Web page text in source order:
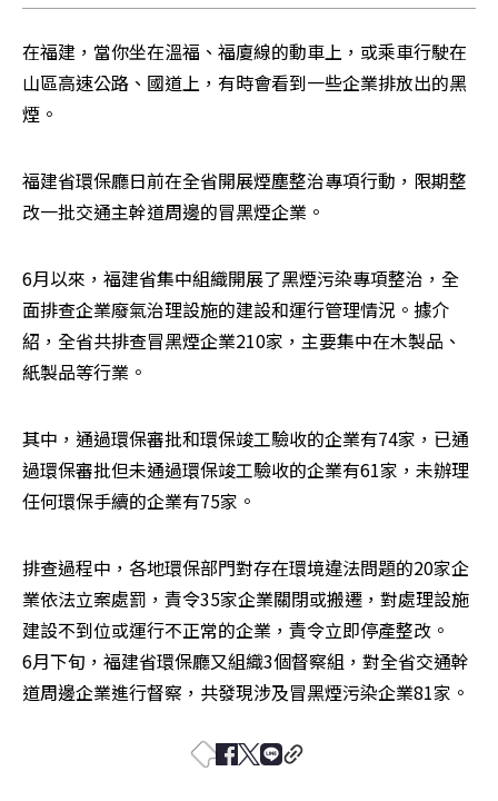
在福建，當你坐在溫福、福廈線的動車上，或乘車行駛在
山區高速公路、國道上，有時會看到一些企業排放出的黑
煙。
福建省環保廳日前在全省開展煙塵整治專項行動，限期整
改一批交通主幹道周邊的冒黑煙企業。
6月以來，福建省集中組織開展了黑煙污染專項整治，全
面排查企業廢氣治理設施的建設和運行管理情況。據介
紹，全省共排查冒黑煙企業210家，主要集中在木製品、
紙製品等行業。
其中，通過環保審批和環保竣工驗收的企業有74家，已通
過環保審批但未通過環保竣工驗收的企業有61家，未辦理
任何環保手續的企業有75家。
排查過程中，各地環保部門對存在環境違法問題的20家企
業依法立案處罰，責令35家企業關閉或搬遷，對處理設施
建設不到位或運行不正常的企業，責令立即停產整改。
6月下旬，福建省環保廳又組織3個督察組，對全省交通幹
道周邊企業進行督察，共發現涉及冒黑煙污染企業81家。